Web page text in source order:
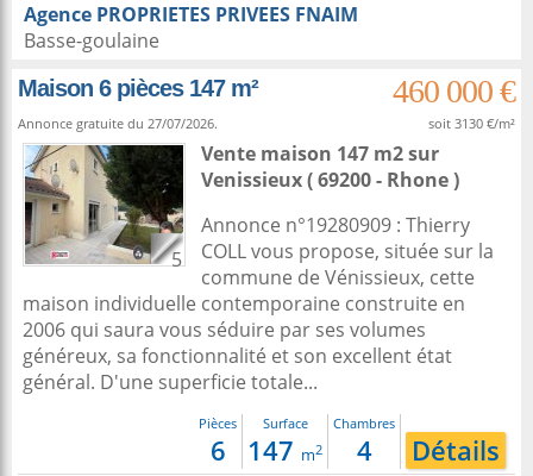
Agence PROPRIETES PRIVEES FNAIM
Basse-goulaine
Maison 6 pièces 147 m²
460 000 €
Annonce gratuite du 27/07/2026. soit 3130 €/m²
5
Vente maison 147 m2sur
Venissieux( 69200 - Rhone )
Annonce n°19280909 : Thierry
COLL vous propose, située sur la
commune de Vénissieux, cette
maison individuelle contemporaine construite en
2006 qui saura vous séduire par ses volumes
généreux, sa fonctionnalité et son excellent état
général. D'une superficie totale...
Pièces
6
Surface
147 m2
Chambres
4 Détails